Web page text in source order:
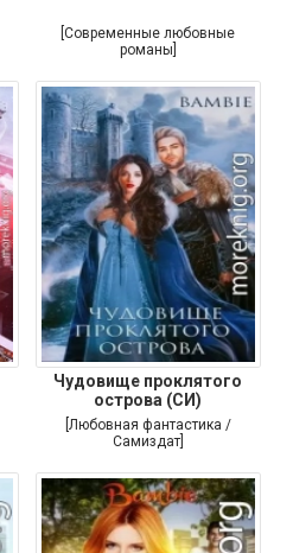
[Современные любовные
романы]
Чудовище проклятого
острова (СИ)
[Любовная фантастика /
Самиздат]